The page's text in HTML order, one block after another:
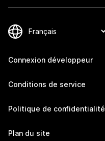
Connexion développeur
Conditions de service
Politique de confidentialité
Plan du site